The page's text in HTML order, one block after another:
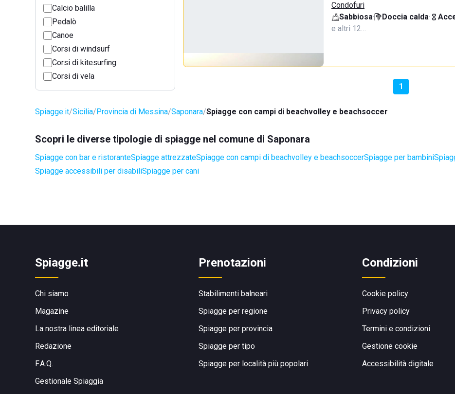
Calcio balilla
Pedalò
Canoe
Corsi di windsurf
Corsi di kitesurfing
Corsi di vela
Condofuri
Sabbiosa· Doccia calda·
e altri 12…
1
Spiagge.it Sicilia Provincia di Messina Saponara Spiagge con campi di beachvolley e beachsoccer
Scopri le diverse tipologie di spiagge nel comune di Saponara
Spiagge con bar e ristoranteSpiagge attrezzateSpiagge con campi di beachvolley e beachsoccerSpiagge per bambini
Spiagge accessibili per disabiliSpiagge per cani
Spiagge.it
Chi siamo
Magazine
La nostra linea editoriale
Redazione
F.A.Q.
Gestionale Spiaggia
Prenotazioni
Stabilimenti balneari
Spiagge per regione
Spiagge per provincia
Spiagge per tipo
Spiagge per località più popolari
Condizioni
Cookie policy
Privacy policy
Termini e condizioni
Gestione cookie
Accessibilità digitale